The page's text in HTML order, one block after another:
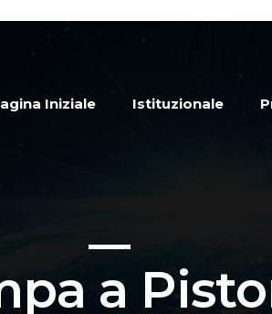
Iniziale Istituzionale
a